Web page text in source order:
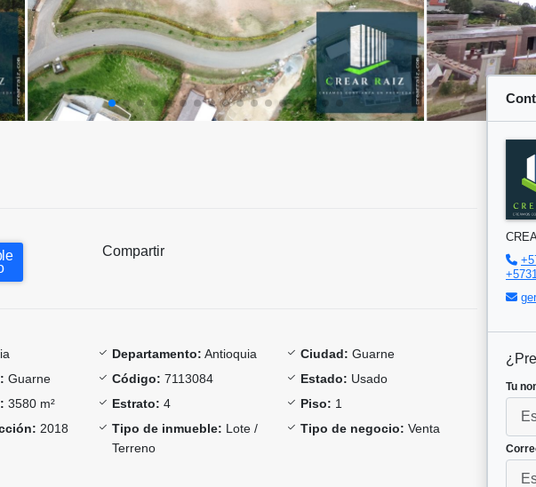
Compartir
Departamento: Antioquia Ciudad: Guarne
Guarne Código: 7113084 Estado: Usado
3580 m² Estrato: 4 Piso: 1
2018 Tipo de inmueble: Lote /
Terreno
Tipo de negocio: Venta
Tu